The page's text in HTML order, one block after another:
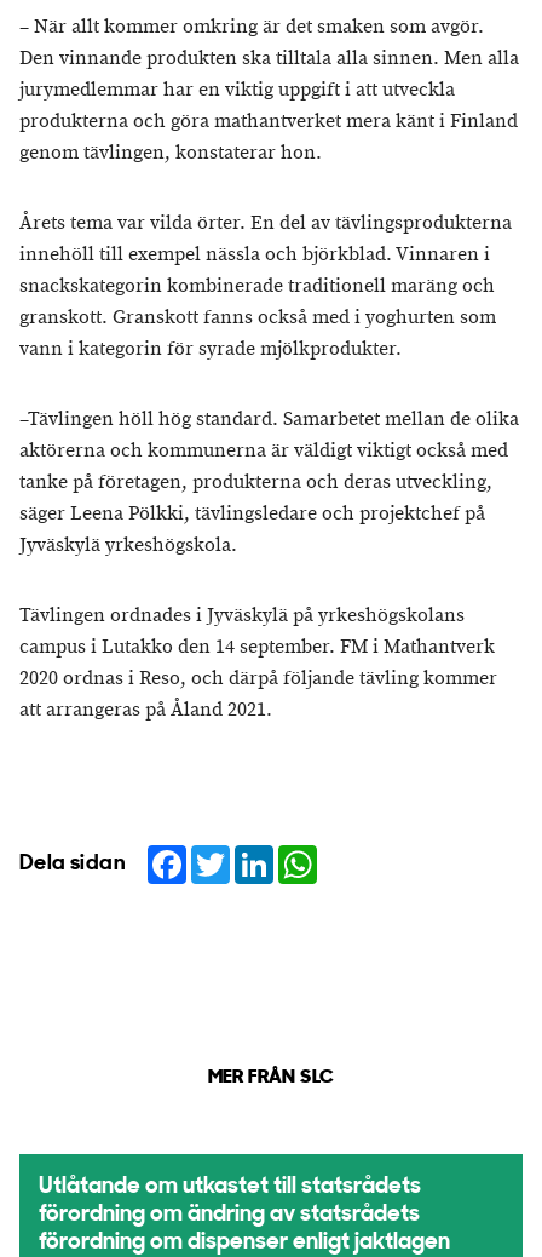
– När allt kommer omkring är det smaken som avgör.
Den vinnande produkten ska tilltala alla sinnen. Men alla
jurymedlemmar har en viktig uppgift i att utveckla
produkterna och göra mathantverket mera känt i Finland
genom tävlingen, konstaterar hon.
Årets tema var vilda örter. En del av tävlingsprodukterna
innehöll till exempel nässla och björkblad. Vinnaren i
snackskategorin kombinerade traditionell maräng och
granskott. Granskott fanns också med i yoghurten som
vann i kategorin för syrade mjölkprodukter.
–Tävlingen höll hög standard. Samarbetet mellan de olika
aktörerna och kommunerna är väldigt viktigt också med
tanke på företagen, produkterna och deras utveckling,
säger Leena Pölkki, tävlingsledare och projektchef på
Jyväskylä yrkeshögskola.
Tävlingen ordnades i Jyväskylä på yrkeshögskolans
campus i Lutakko den 14 september. FM i Mathantverk
2020 ordnas i Reso, och därpå följande tävling kommer
att arrangeras på Åland 2021.
Dela sidan Facebook
TwitterLinkedIn
MER FRÅN SLC
Utlåtande om utkastet till statsrådets
förordning om ändring av statsrådets
förordning om dispenser enligt jaktlagen